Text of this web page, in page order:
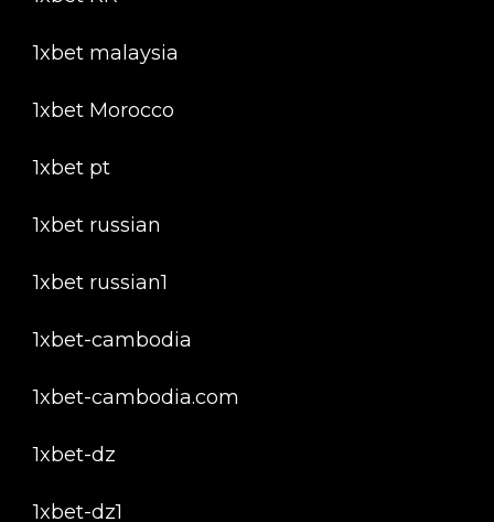
1xbet malaysia
1xbet Morocco
1xbet pt
1xbet russian
1xbet russian1
1xbet-cambodia
1xbet-cambodia.com
1xbet-dz
1xbet-dz1